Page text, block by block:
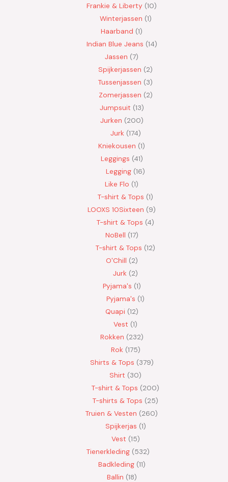
Frankie & Liberty 10
Winterjassen 1
Haarband 1
Indian Blue Jeans 14
Jassen 7
Spijkerjassen
2
Tussenjassen
3
Zomerjassen 2
Jumpsuit 13
Jurken 200
Jurk 174
Kniekousen 1
Leggings 41
Legging 16
Like Flo 1
T-shirt & Tops 1
LOOXS 10Sixteen
9
T-shirt & Tops 4
NoBell 17
T-shirt & Tops 12
O'Chill 2
Jurk 2
Pyjama's 1
Pyjama's 1
Quapi 12
Vest 1
Rokken 232
Rok 175
Shirts & Tops 379
Shirt
30
T-shirt & Tops
200
T-shirts & Tops
25
Truien & Vesten
260
Spijkerjas 1
Vest 15
Tienerkleding 532
Badkleding 11
Ballin 18